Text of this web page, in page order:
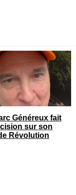
Généreux fait
sur son
Révolution